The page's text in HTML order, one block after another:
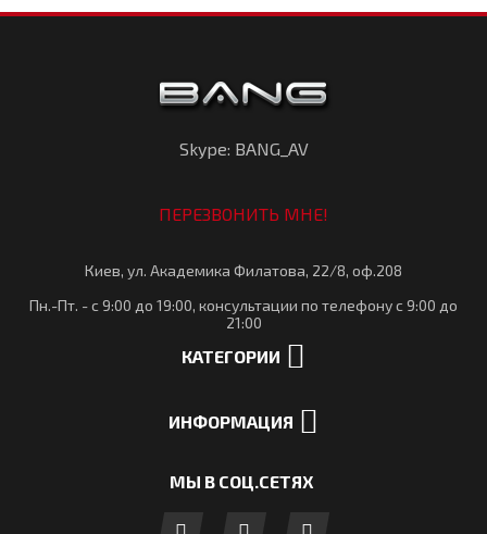
Skype: BANG_AV
ПЕРЕЗВОНИТЬ МНЕ!
Киев, ул. Академика Филатова, 22/8, оф.208
Пн.-Пт. - с 9:00 до 19:00, консультации по телефону с 9:00 до
21:00
КАТЕГОРИИ
ИНФОРМАЦИЯ
МЫ В СОЦ.СЕТЯХ